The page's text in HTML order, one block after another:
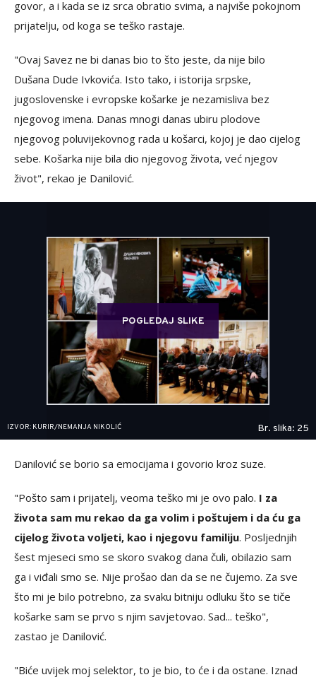
govor, a i kada se iz srca obratio svima, a najviše pokojnom
prijatelju, od koga se teško rastaje.
"Ovaj Savez ne bi danas bio to što jeste, da nije bilo
Dušana Dude Ivkovića. Isto tako, i istorija srpske,
jugoslovenske i evropske košarke je nezamisliva bez
njegovog imena. Danas mnogi danas ubiru plodove
njegovog poluvijekovnog rada u košarci, kojoj je dao cijelog
sebe. Košarka nije bila dio njegovog života, već njegov
život", rekao je Danilović.
POGLEDAJ SLIKE
IZVOR: KURIR/NEMANJA NIKOLIĆ Br. slika: 25
Danilović se borio sa emocijama i govorio kroz suze.
"Pošto sam i prijatelj, veoma teško mi je ovo palo. I za
života sam mu rekao da ga volim i poštujem i da ću ga
cijelog života voljeti, kao i njegovu familiju. Posljednjih
šest mjeseci smo se skoro svakog dana čuli, obilazio sam
ga i viđali smo se. Nije prošao dan da se ne čujemo. Za sve
što mi je bilo potrebno, za svaku bitniju odluku što se tiče
košarke sam se prvo s njim savjetovao. Sad... teško",
zastao je Danilović.
"Biće uvijek moj selektor, to je bio, to će i da ostane. Iznad